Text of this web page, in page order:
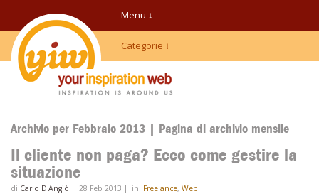
Menu ↓
Categorie ↓
Archivio per Febbraio 2013 | Pagina di archivio mensile
Il cliente non paga? Ecco come gestire la
situazione
di Carlo D'Angiò | 28 Feb 2013 | in: Freelance, Web